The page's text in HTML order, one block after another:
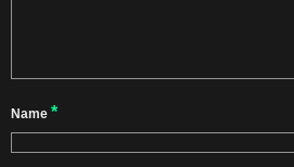
Name *